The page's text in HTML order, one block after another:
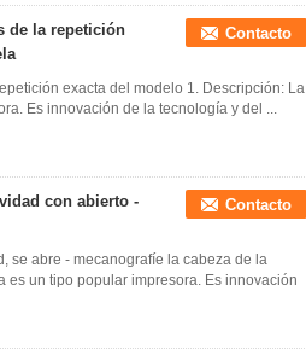
de la repetición
Contacto
exacta del modelo 1. Descripción: La
Es innovación de la tecnología y del ...
con abierto -
Contacto
se abre - mecanografíe la cabeza de la
un tipo popular impresora. Es innovación